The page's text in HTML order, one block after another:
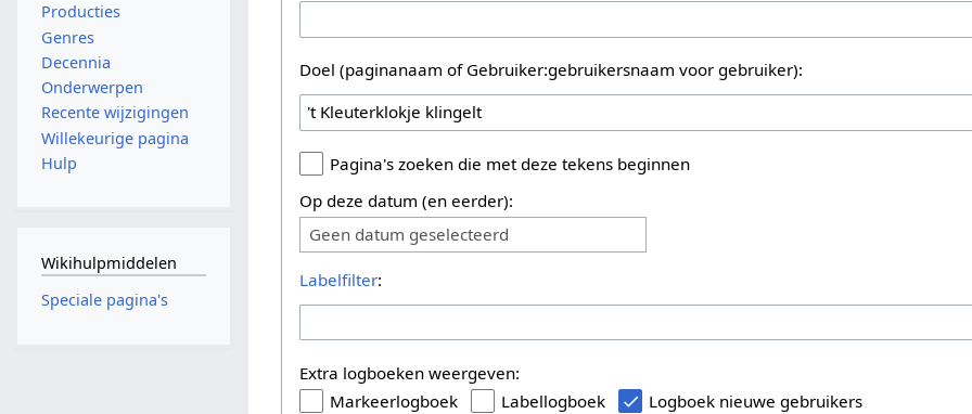
Doel (paginanaam of Gebruiker:gebruikersnaam voor gebruiker):
Pagina's zoeken die met deze tekens beginnen
Op deze datum (en eerder):
Geen datum geselecteerd
Labelfilter:
Extra logboeken weergeven:
Markeerlogboek
Labellogboek Logboek nieuwe gebruikers
Producties
Genres
Decennia
Onderwerpen
Recente wijzigingen
Willekeurige pagina
Hulp
Wikihulpmiddelen
Speciale pagina's